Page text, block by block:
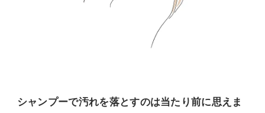
シャンプーで汚れを落とすのは当たり前に思えま